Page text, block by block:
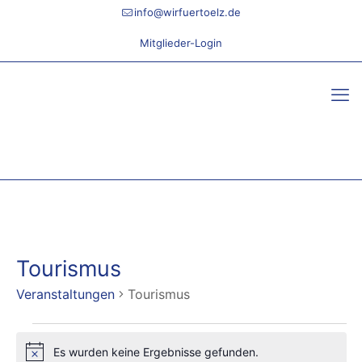
info@wirfuertoelz.de
Mitglieder-Login
Tourismus
Veranstaltungen Tourismus
HinweisEs wurden keine Ergebnisse gefunden.